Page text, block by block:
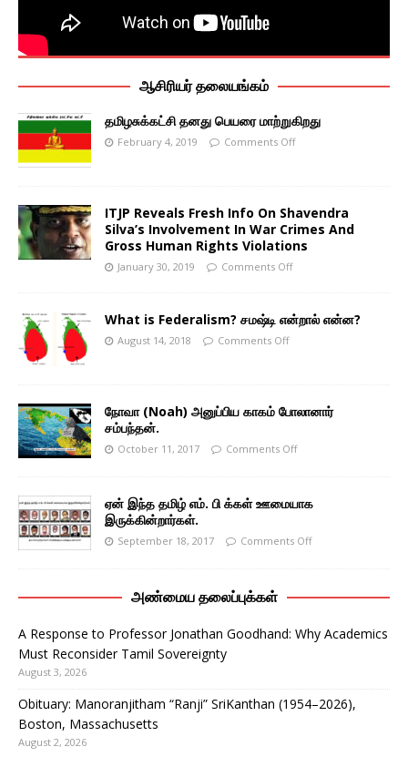
ஆசிரியர் தலையங்கம்
தமிழசுக்கட்சி தனது பெயரை மாற்றுகிறது
February 4, 2019 Comments Off
ITJP Reveals Fresh Info On Shavendra
Silva’s Involvement In War Crimes And
Gross Human Rights Violations
January 30, 2019 Comments Off
What is Federalism? சமஷ்டி என்றால் என்ன?
August 14, 2018 Comments Off
நோவா (Noah) அனுப்பிய காகம் போலானார்
சம்பந்தன்.
October 11, 2017 Comments Off
ஏன் இந்த தமிழ் எம். பி க்கள் ஊமையாக
இருக்கின்றார்கள்.
September 18, 2017 Comments Off
அண்மைய தலைப்புக்கள்
A Response to Professor Jonathan Goodhand: Why Academics
Must Reconsider Tamil Sovereignty
August 3, 2026
Obituary: Manoranjitham “Ranji” SriKanthan (1954–2026),
Boston, Massachusetts
August 2, 2026